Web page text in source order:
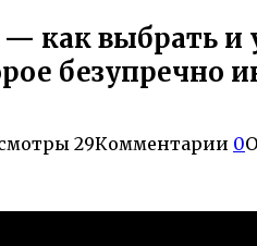
— как выбрать и
безупречно
29Комментарии 0